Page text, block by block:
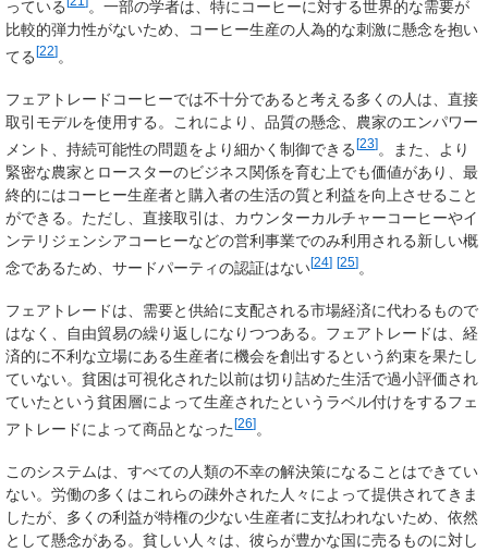
っている
。一部の学者は、特にコーヒーに対する世界的な需要が
比較的弾力性がないため、コーヒー生産の人為的な刺激に懸念を抱い
てる[22]。
フェアトレードコーヒーでは不十分であると考える多くの人は、直接
取引モデルを使用する。これにより、品質の懸念、農家のエンパワー
メント、持続可能性の問題をより細かく制御できる [23] 。また、より
緊密な農家とロースターのビジネス関係を育む上でも価値があり、最
終的にはコーヒー生産者と購入者の生活の質と利益を向上させること
ができる。ただし、直接取引は、カウンターカルチャーコーヒーやイ
ンテリジェンシアコーヒーなどの営利事業でのみ利用される新しい概
念であるため、サードパーティの認証はない[24] [25]。
フェアトレードは、需要と供給に支配される市場経済に代わるもので
はなく、自由貿易の繰り返しになりつつある。フェアトレードは、経
済的に不利な立場にある生産者に機会を創出するという約束を果たし
ていない。貧困は可視化された以前は切り詰めた生活で過小評価され
ていたという貧困層によって生産されたというラベル付けをするフェ
アトレードによって商品となった[26]。
このシステムは、すべての人類の不幸の解決策になることはできてい
ない。労働の多くはこれらの疎外された人々によって提供されてきま
したが、多くの利益が特権の少ない生産者に支払われないため、依然
として懸念がある。貧しい人々は、彼らが豊かな国に売るものに対し